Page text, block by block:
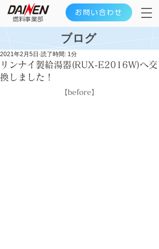
お問い合わせ
​燃料事業部
ブログ
リンナイ製給湯器(RUX-E2016W)へ交
換しました！
2021年2月5日 読了時間: 1分
【before】